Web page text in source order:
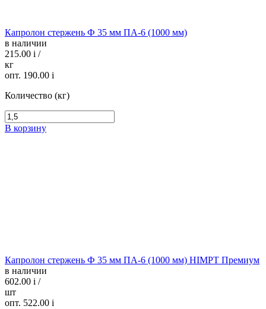
Капролон стержень Ф 35 мм ПА-6 (1000 мм)
в наличии
215.00 i /
кг
опт. 190.00 i
Количество (кг)
В корзину
Капролон стержень Ф 35 мм ПА-6 (1000 мм) HIMPT Премиум
в наличии
602.00 i /
шт
опт. 522.00 i